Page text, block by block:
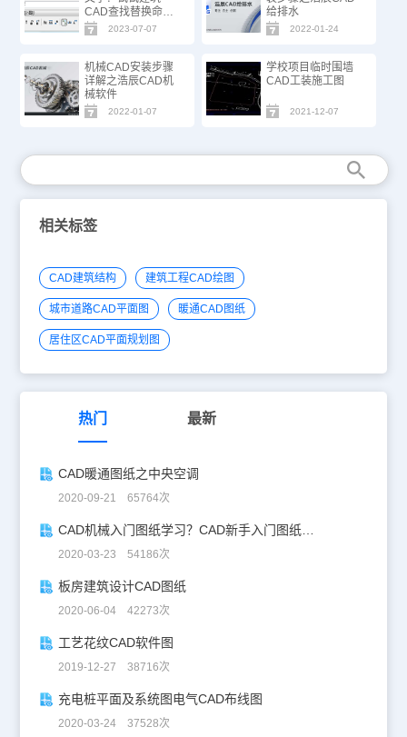
CAD查找替换命
令！
2023-07-07
给排水
2022-01-24
机械CAD安装步骤
详解之浩辰CAD机
械软件
2022-01-07
学校项目临时围墙
CAD工装施工图
2021-12-07
相关标签
CAD建筑结构 建筑工程CAD绘图
城市道路CAD平面图 暖通CAD图纸
居住区CAD平面规划图
热门 最新
CAD暖通图纸之中央空调
2020-09-21 65764次
CAD机械入门图纸学习？CAD新手入门图纸练习
2020-03-23 54186次
板房建筑设计CAD图纸
2020-06-04 42273次
工艺花纹CAD软件图
2019-12-27 38716次
充电桩平面及系统图电气CAD布线图
2020-03-24 37528次